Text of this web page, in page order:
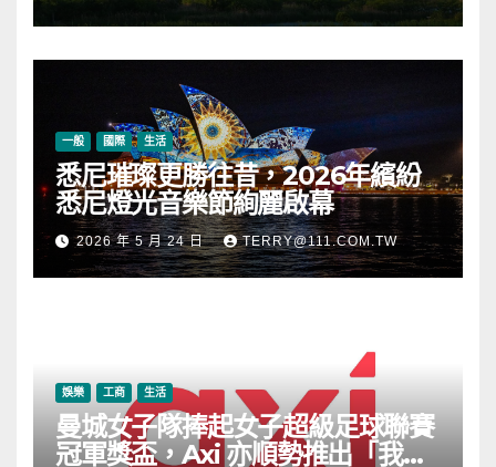
一般 國際 生活
悉尼璀璨更勝往昔，2026年繽紛
悉尼燈光音樂節絢麗啟幕
2026 年 5 月 24 日 TERRY@111.COM.TW
娛樂 工商 生活
曼城女子隊捧起女子超級足球聯賽
冠軍獎盃，Axi 亦順勢推出「我的